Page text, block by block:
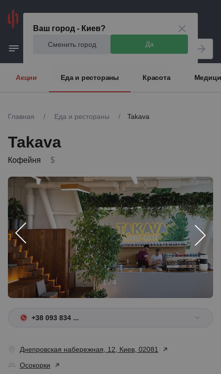
Ваш город - Киев?
Сменить город Да
Акции Еда и рестораны Красота
Главная / Еда и рестораны / Takava
Takava
Кофейня $
1 / 4
+38 093 834 ...
Днепровская набережная, 12, Киев, 02081
Осокорки